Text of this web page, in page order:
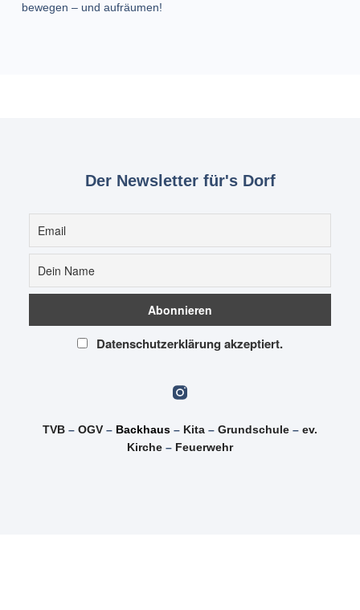
bewegen – und aufräumen!
Der Newsletter für's Dorf
Datenschutzerklärung akzeptiert.
TVB – OGV – Backhaus – Kita – Grundschule – ev.
Kirche – Feuerwehr